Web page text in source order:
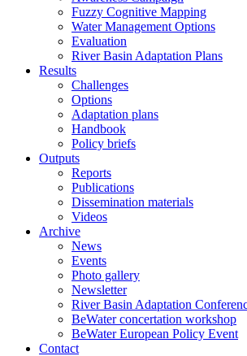
Fuzzy Cognitive Mapping
Water Management Options
Evaluation
River Basin Adaptation Plans
Results
Challenges
Options
Adaptation plans
Handbook
Policy briefs
Outputs
Reports
Publications
Dissemination materials
Videos
Archive
News
Events
Photo gallery
Newsletter
River Basin Adaptation
BeWater concertation workshop
BeWater European Policy Event
Contact